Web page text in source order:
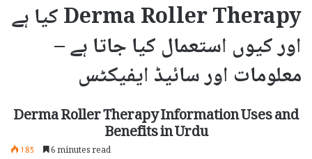
Derma Roller Therapy کیا ہے
اور کیوں استعمال کیا جاتا ہے –
معلومات اور سائیڈ ایفیکٹس
Derma Roller Therapy Information Uses and
Benefits in Urdu
185 6 minutes read